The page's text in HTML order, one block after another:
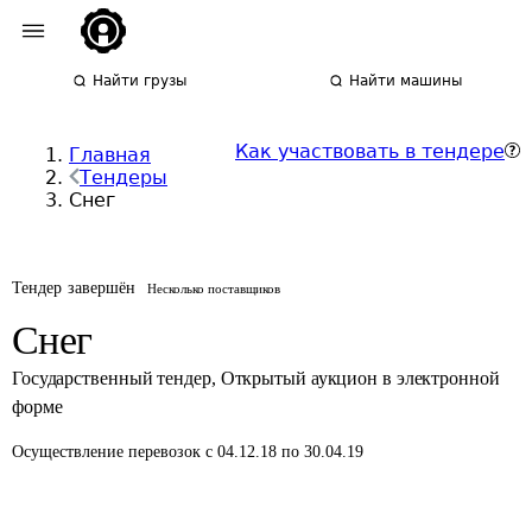
Найти грузы Найти машины
Главная
Тендеры
Снег
Как участвовать в тендере
Тендер завершён Несколько поставщиков
Снег
Государственный тендер, Открытый аукцион в электронной
форме
Осуществление перевозок с 04.12.18 по 30.04.19